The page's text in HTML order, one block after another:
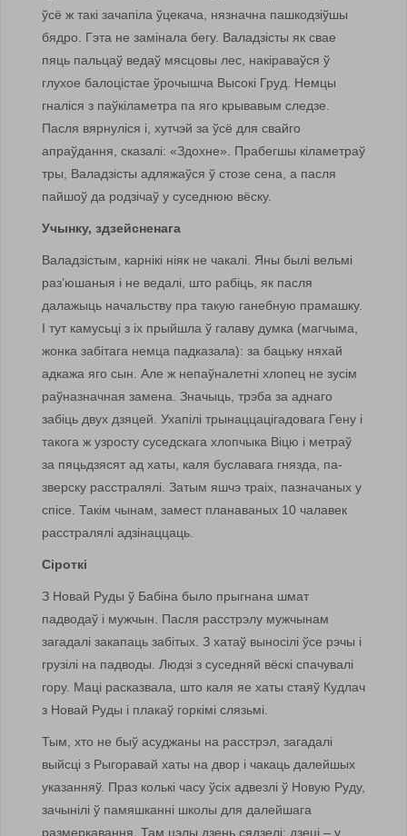
ўсё ж такі зачапіла ўцекача, нязначна пашкодзіўшы
бядро. Гэта не замінала бегу. Валадзісты як свае
пяць пальцаў ведаў мясцовы лес, накіраваўся ў
глухое балоцістае ўрочышча Высокі Груд. Немцы
гналіся з паўкіламетра па яго крывавым следзе.
Пасля вярнуліся і, хутчэй за ўсё для свайго
апраўдання, сказалі: «Здохне». Прабегшы кіламетраў
тры, Валадзісты адляжаўся ў стозе сена, а пасля
пайшоў да родзічаў у суседнюю вёску.
Учынку, здзейсненага
Валадзістым, карнікі ніяк не чакалі. Яны былі вельмі
раз’юшаныя і не ведалі, што рабіць, як пасля
далажыць начальству пра такую ганебную прамашку.
І тут камусьці з іх прыйшла ў галаву думка (магчыма,
жонка забітага немца падказала): за бацьку няхай
адкажа яго сын. Але ж непаўналетні хлопец не зусім
раўназначная замена. Значыць, трэба за аднаго
забіць двух дзяцей. Ухапілі трынаццацігадовага Гену і
такога ж узросту суседскага хлопчыка Віцю і метраў
за пяцьдзясят ад хаты, каля буславага гнязда, па-
зверску расстралялі. Затым яшчэ траіх, пазначаных у
спісе. Такім чынам, замест планаваных 10 чалавек
расстралялі адзінаццаць.
Сіроткі
З Новай Руды ў Бабіна было прыгнана шмат
падводаў і мужчын. Пасля расстрэлу мужчынам
загадалі закапаць забітых. З хатаў выносілі ўсе рэчы і
грузілі на падводы. Людзі з суседняй вёскі спачувалі
гору. Маці расказвала, што каля яе хаты стаяў Кудлач
з Новай Руды і плакаў горкімі слязьмі.
Тым, хто не быў асуджаны на расстрэл, загадалі
выйсці з Рыгоравай хаты на двор і чакаць далейшых
указанняў. Праз колькі часу ўсіх адвезлі ў Новую Руду,
зачынілі ў памяшканні школы для далейшага
размеркавання. Там цэлы дзень сядзелі: дзеці – у